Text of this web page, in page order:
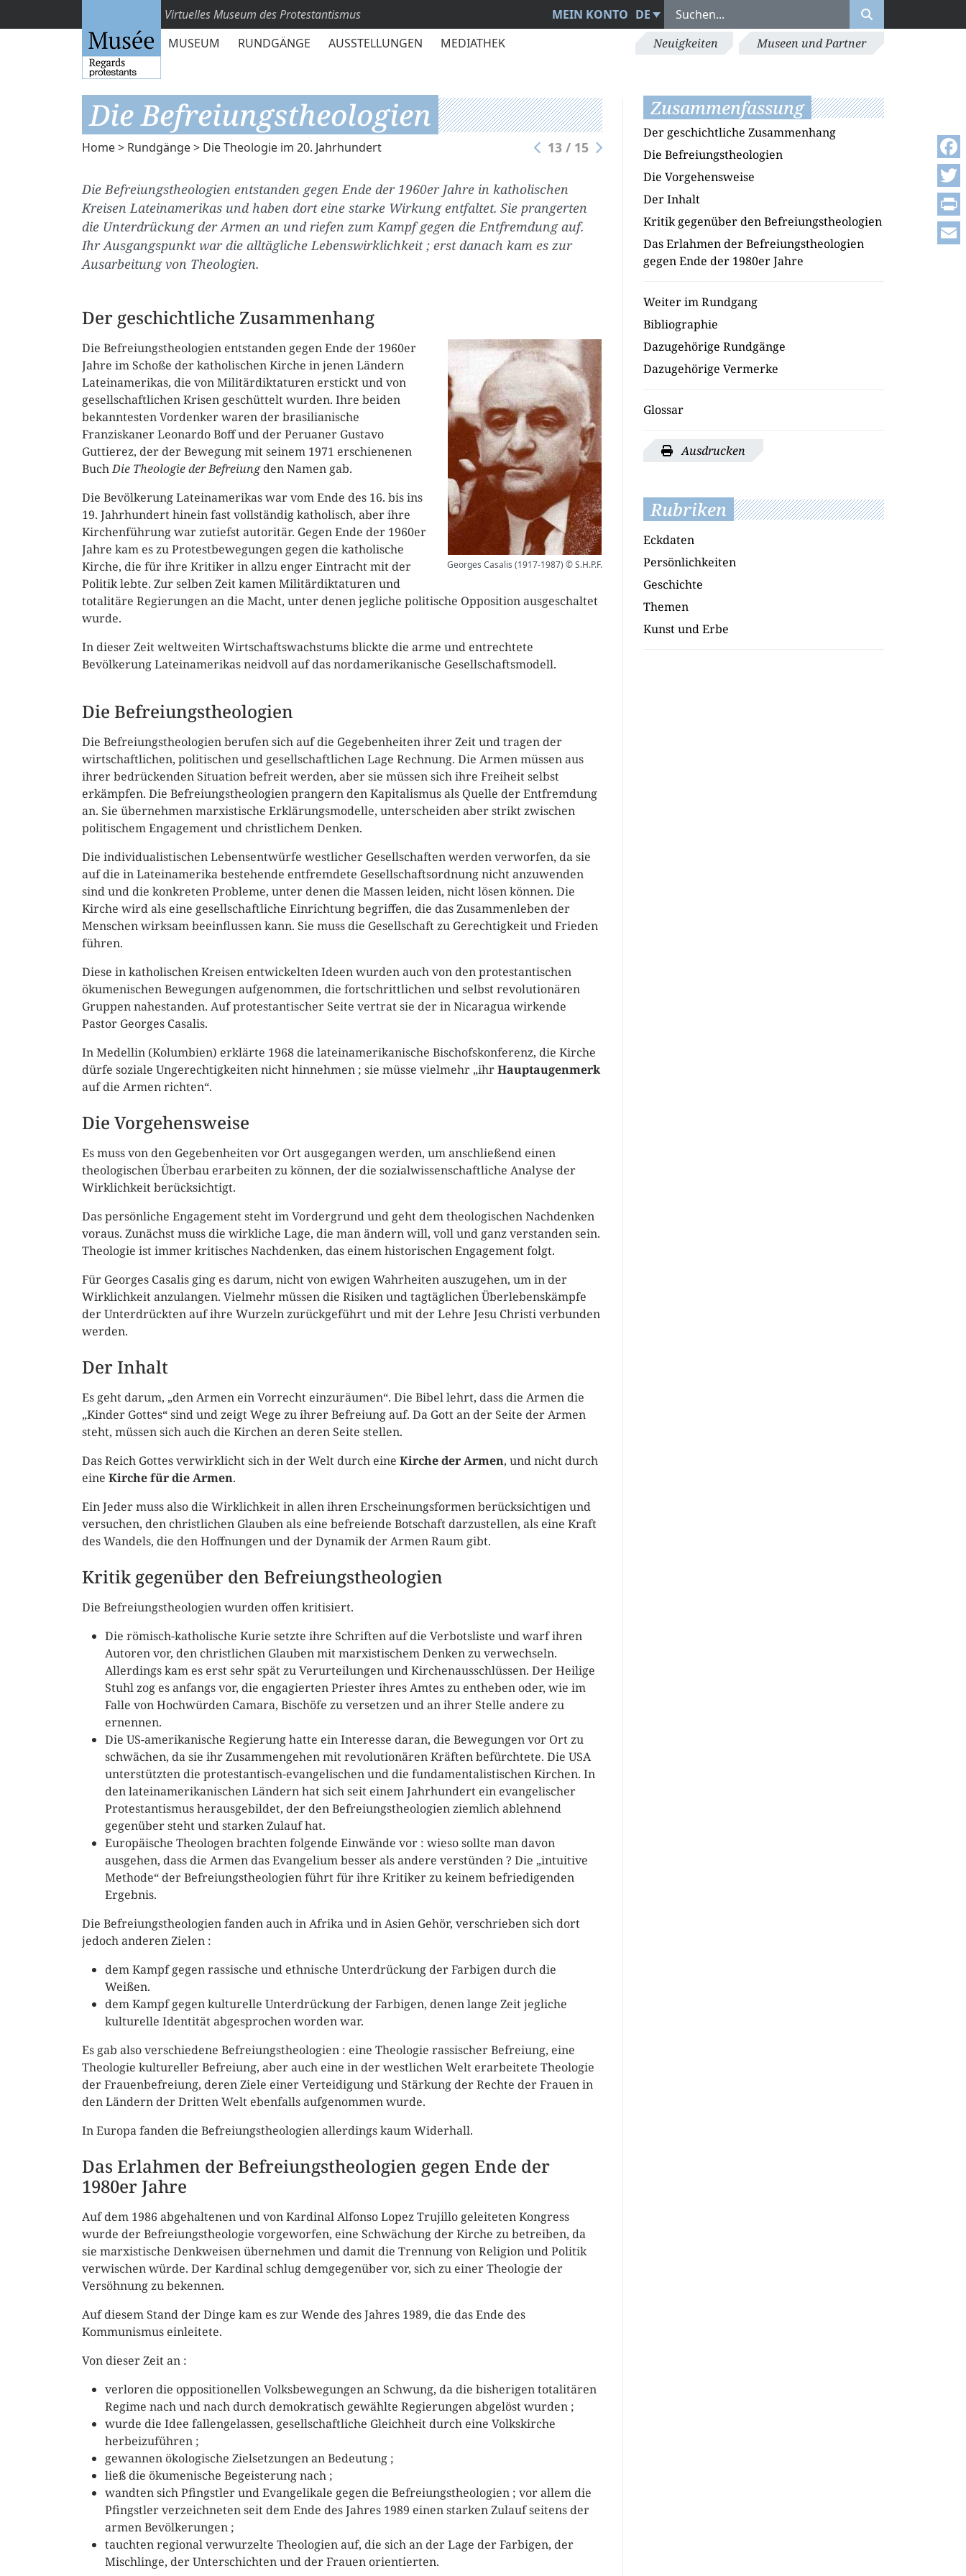
Virtuelles Museum des Protestantismus MEIN KONTO DE
MUSEUM
RUNDGÄNGE AUSSTELLUNGEN MEDIATHEK Neuigkeiten Museen und Partner
Die Befreiungstheologien
Home> Rundgänge> Die Theologie im 20. Jahrhundert 13 / 15
Die Befreiungstheologien entstanden gegen Ende der 1960er Jahre in katholischen
Kreisen Lateinamerikas und haben dort eine starke Wirkung entfaltet. Sie prangerten
die Unterdrückung der Armen an und riefen zum Kampf gegen die Entfremdung auf.
Ihr Ausgangspunkt war die alltägliche Lebenswirklichkeit ; erst danach kam es zur
Ausarbeitung von Theologien.
Der geschichtliche Zusammenhang
Georges Casalis (1917-1987) © S.H.P.F.
Die Befreiungstheologien entstanden gegen Ende der 1960er
Jahre im Schoße der katholischen Kirche in jenen Ländern
Lateinamerikas, die von Militärdiktaturen erstickt und von
gesellschaftlichen Krisen geschüttelt wurden. Ihre beiden
bekanntesten Vordenker waren der brasilianische
Franziskaner Leonardo Boff und der Peruaner Gustavo
Guttierez, der der Bewegung mit seinem 1971 erschienenen
BuchDie Theologie der Befreiungden Namen gab.
Die Bevölkerung Lateinamerikas war vom Ende des 16. bis ins
19. Jahrhundert hinein fast vollständig katholisch, aber ihre
Kirchenführung war zutiefst autoritär. Gegen Ende der 1960er
Jahre kam es zu Protestbewegungen gegen die katholische
Kirche, die für ihre Kritiker in allzu enger Eintracht mit der
Politik lebte. Zur selben Zeit kamen Militärdiktaturen und
totalitäre Regierungen an die Macht, unter denen jegliche politische Opposition ausgeschaltet
wurde.
In dieser Zeit weltweiten Wirtschaftswachstums blickte die arme und entrechtete
Bevölkerung Lateinamerikas neidvoll auf das nordamerikanische Gesellschaftsmodell.
Die Befreiungstheologien
Die Befreiungstheologien berufen sich auf die Gegebenheiten ihrer Zeit und tragen der
wirtschaftlichen, politischen und gesellschaftlichen Lage Rechnung. Die Armen müssen aus
ihrer bedrückenden Situation befreit werden, aber sie müssen sich ihre Freiheit selbst
erkämpfen. Die Befreiungstheologien prangern den Kapitalismus als Quelle der Entfremdung
an. Sie übernehmen marxistische Erklärungsmodelle, unterscheiden aber strikt zwischen
politischem Engagement und christlichem Denken.
Die individualistischen Lebensentwürfe westlicher Gesellschaften werden verworfen, da sie
auf die in Lateinamerika bestehende entfremdete Gesellschaftsordnung nicht anzuwenden
sind und die konkreten Probleme, unter denen die Massen leiden, nicht lösen können. Die
Kirche wird als eine gesellschaftliche Einrichtung begriffen, die das Zusammenleben der
Menschen wirksam beeinflussen kann. Sie muss die Gesellschaft zu Gerechtigkeit und Frieden
führen.
Diese in katholischen Kreisen entwickelten Ideen wurden auch von den protestantischen
ökumenischen Bewegungen aufgenommen, die fortschrittlichen und selbst revolutionären
Gruppen nahestanden. Auf protestantischer Seite vertrat sie der in Nicaragua wirkende
Pastor Georges Casalis.
In Medellin (Kolumbien) erklärte 1968 die lateinamerikanische Bischofskonferenz, die Kirche
dürfe soziale Ungerechtigkeiten nicht hinnehmen ; sie müsse vielmehr „ihrHauptaugenmerk
auf die Armen richten“.
Die Vorgehensweise
Es muss von den Gegebenheiten vor Ort ausgegangen werden, um anschließend einen
theologischen Überbau erarbeiten zu können, der die sozialwissenschaftliche Analyse der
Wirklichkeit berücksichtigt.
Das persönliche Engagement steht im Vordergrund und geht dem theologischen Nachdenken
voraus. Zunächst muss die wirkliche Lage, die man ändern will, voll und ganz verstanden sein.
Theologie ist immer kritisches Nachdenken, das einem historischen Engagement folgt.
Für Georges Casalis ging es darum, nicht von ewigen Wahrheiten auszugehen, um in der
Wirklichkeit anzulangen. Vielmehr müssen die Risiken und tagtäglichen Überlebenskämpfe
der Unterdrückten auf ihre Wurzeln zurückgeführt und mit der Lehre Jesu Christi verbunden
werden.
Der Inhalt
Es geht darum, „den Armen ein Vorrecht einzuräumen“. Die Bibel lehrt, dass die Armen die
„Kinder Gottes“ sind und zeigt Wege zu ihrer Befreiung auf. Da Gott an der Seite der Armen
steht, müssen sich auch die Kirchen an deren Seite stellen.
Das Reich Gottes verwirklicht sich in der Welt durch eine Kirche der Armen, und nicht durch
eine Kirche für die Armen.
Ein Jeder muss also die Wirklichkeit in allen ihren Erscheinungsformen berücksichtigen und
versuchen, den christlichen Glauben als eine befreiende Botschaft darzustellen, als eine Kraft
des Wandels, die den Hoffnungen und der Dynamik der Armen Raum gibt.
Kritik gegenüber den Befreiungstheologien
Die Befreiungstheologien wurden offen kritisiert.
Die römisch-katholische Kurie setzte ihre Schriften auf die Verbotsliste und warf ihren
Autoren vor, den christlichen Glauben mit marxistischem Denken zu verwechseln.
Allerdings kam es erst sehr spät zu Verurteilungen und Kirchenausschlüssen. Der Heilige
Stuhl zog es anfangs vor, die engagierten Priester ihres Amtes zu entheben oder, wie im
Falle von Hochwürden Camara, Bischöfe zu versetzen und an ihrer Stelle andere zu
ernennen.
Die US-amerikanische Regierung hatte ein Interesse daran, die Bewegungen vor Ort zu
schwächen, da sie ihr Zusammengehen mit revolutionären Kräften befürchtete. Die USA
unterstützten die protestantisch-evangelischen und die fundamentalistischen Kirchen. In
den lateinamerikanischen Ländern hat sich seit einem Jahrhundert ein evangelischer
Protestantismus herausgebildet, der den Befreiungstheologien ziemlich ablehnend
gegenüber steht und starken Zulauf hat.
Europäische Theologen brachten folgende Einwände vor : wieso sollte man davon
ausgehen, dass die Armen das Evangelium besser als andere verstünden ? Die „intuitive
Methode“ der Befreiungstheologien führt für ihre Kritiker zu keinem befriedigenden
Ergebnis.
Die Befreiungstheologien fanden auch in Afrika und in Asien Gehör, verschrieben sich dort
jedoch anderen Zielen :
dem Kampf gegen rassische und ethnische Unterdrückung der Farbigen durch die
Weißen.
dem Kampf gegen kulturelle Unterdrückung der Farbigen, denen lange Zeit jegliche
kulturelle Identität abgesprochen worden war.
Es gab also verschiedene Befreiungstheologien : eine Theologie rassischer Befreiung, eine
Theologie kultureller Befreiung, aber auch eine in der westlichen Welt erarbeitete Theologie
der Frauenbefreiung, deren Ziele einer Verteidigung und Stärkung der Rechte der Frauen in
den Ländern der Dritten Welt ebenfalls aufgenommen wurde.
In Europa fanden die Befreiungstheologien allerdings kaum Widerhall.
Das Erlahmen der Befreiungstheologien gegen Ende der
1980er Jahre
Auf dem 1986 abgehaltenen und von Kardinal Alfonso Lopez Trujillo geleiteten Kongress
wurde der Befreiungstheologie vorgeworfen, eine Schwächung der Kirche zu betreiben, da
sie marxistische Denkweisen übernehmen und damit die Trennung von Religion und Politik
verwischen würde. Der Kardinal schlug demgegenüber vor, sich zu einer Theologie der
Versöhnung zu bekennen.
Auf diesem Stand der Dinge kam es zur Wende des Jahres 1989, die das Ende des
Kommunismus einleitete.
Von dieser Zeit an :
verloren die oppositionellen Volksbewegungen an Schwung, da die bisherigen totalitären
Regime nach und nach durch demokratisch gewählte Regierungen abgelöst wurden ;
wurde die Idee fallengelassen, gesellschaftliche Gleichheit durch eine Volkskirche
herbeizuführen ;
gewannen ökologische Zielsetzungen an Bedeutung ;
ließ die ökumenische Begeisterung nach ;
wandten sich Pfingstler und Evangelikale gegen die Befreiungstheologien ; vor allem die
Pfingstler verzeichneten seit dem Ende des Jahres 1989 einen starken Zulauf seitens der
armen Bevölkerungen ;
tauchten regional verwurzelte Theologien auf, die sich an der Lage der Farbigen, der
Mischlinge, der Unterschichten und der Frauen orientierten.
Zusammenfassung
Der geschichtliche Zusammenhang
Die Befreiungstheologien
Die Vorgehensweise
Der Inhalt
Kritik gegenüber den Befreiungstheologien
Das Erlahmen der Befreiungstheologien
gegen Ende der 1980er Jahre
Weiter im Rundgang
Bibliographie
Dazugehörige Rundgänge
Dazugehörige Vermerke
Glossar
Ausdrucken
Rubriken
Eckdaten
Persönlichkeiten
Geschichte
Themen
Kunst und Erbe
Print